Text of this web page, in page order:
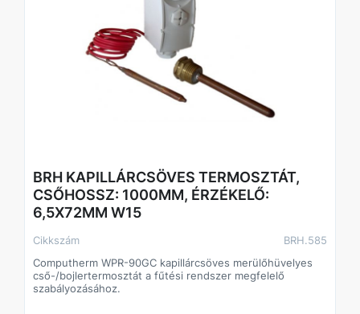
BRH KAPILLÁRCSÖVES TERMOSZTÁT,
CSŐHOSSZ: 1000MM, ÉRZÉKELŐ:
6,5X72MM W15
Cikkszám
BRH.585
Computherm WPR-90GC kapillárcsöves merülőhüvelyes
cső-/bojlertermosztát a fűtési rendszer megfelelő
szabályozásához.